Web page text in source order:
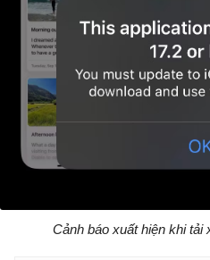
Cảnh báo xuất hiện khi tải